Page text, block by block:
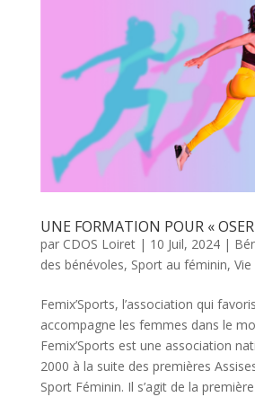
UNE FORMATION POUR « OSER
par CDOS Loiret| 10 Juil, 2024|
des bénévoles, Sport au féminin,
Femix’Sports, l’association qui
accompagne les femmes dans le
Femix’Sports est une association
2000 à la suite des premières
Sport Féminin. Il s’agit de la